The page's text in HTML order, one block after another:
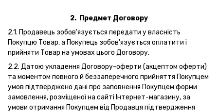
2. Предмет Договору
2.1. Продавець зобов'язується передати у власність
Покупцю Товар, а Покупець зобов'язується оплатити і
прийняти Товар на умовах цього Договору.
2.2. Датою укладення Договору-оферти (акцептом оферти)
та моментом повного й беззаперечного прийняття Покупцем
умов підтверджено дані про заповнення Покупцем форми
замовлення, розміщеної на сайті Інтернет-магазину, за
умови отримання Покупцем від Продавця підтвердження